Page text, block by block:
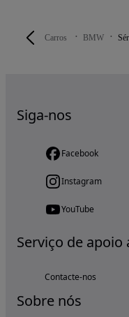
Carros BMW
Siga-nos
Facebook
Instagram
YouTube
Serviço de apoio
Contacte-nos
Sobre nós